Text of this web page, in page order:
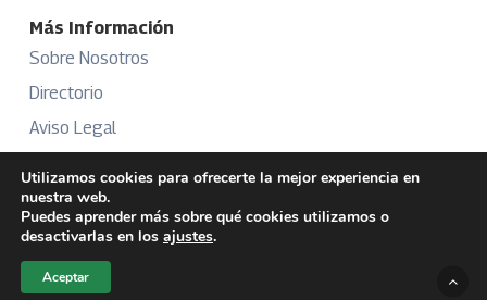
Más Información
Sobre Nosotros
Directorio
Aviso Legal
Publicidad
Utilizamos cookies para ofrecerte la mejor experiencia en
nuestra web.
Puedes aprender más sobre qué cookies utilizamos o
desactivarlas en los ajustes.
Aceptar